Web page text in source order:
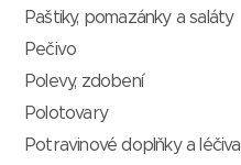
Paštiky, pomazánky a saláty
Pečivo
Polevy, zdobení
Polotovary
Potravinové doplňky a léčiva